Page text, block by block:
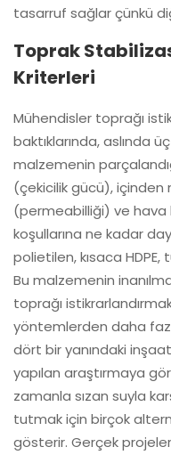
tasarruf sağlar çünkü
Toprak
Kriterleri
Mühendisler toprağı
baktıklarında, aslında
malzemenin
(çekicilik gücü),
(permeabilliği) ve hava
koşullarına ne kadar
polietilen, kısaca
Bu malzemenin
toprağı
yöntemlerden daha
dört bir yanındaki
yapılan araştırmaya
zamanla sızan suyla
tutmak için birçok
gösterir. Gerçek